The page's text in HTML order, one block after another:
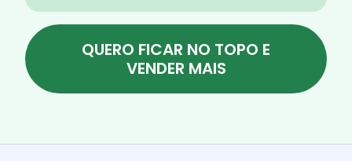
QUERO FICAR NO TOPO E
VENDER MAIS